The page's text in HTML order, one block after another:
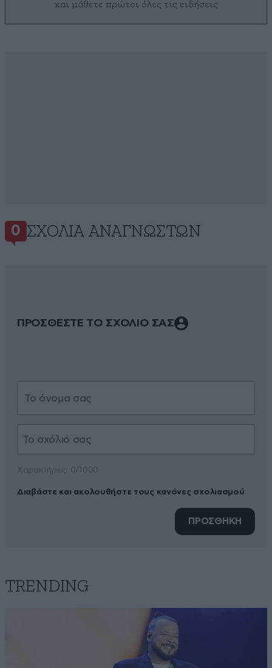
και μάθετε πρώτοι όλες τις ειδήσεις
0 ΣΧΌΛΙΑ ΑΝΑΓΝΩΣΤΏΝ
ΠΡΟΣΘΕΣΤΕ ΤΟ ΣΧΟΛΙΟ ΣΑΣ
Διαβάστε και ακολουθήστε τους κανόνες σχολιασμού
ΠΡΟΣΘΗΚΗ
TRENDING